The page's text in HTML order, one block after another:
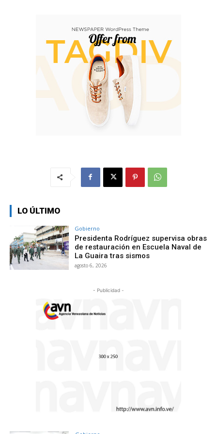
LO ÚLTIMO
Gobierno
Presidenta Rodríguez supervisa obras
de restauración en Escuela Naval de
La Guaira tras sismos
agosto 6, 2026
- Publicidad -